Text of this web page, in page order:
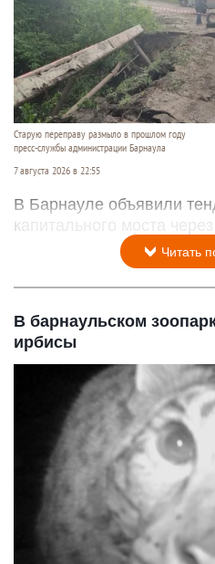
Старую переправу размыло в прошлом году
пресс-службы администрации Барнаула
7 августа 2026 в 22:55
В Барнауле объявили
капитального моста через
Читать
В барнаульском
ирбисы